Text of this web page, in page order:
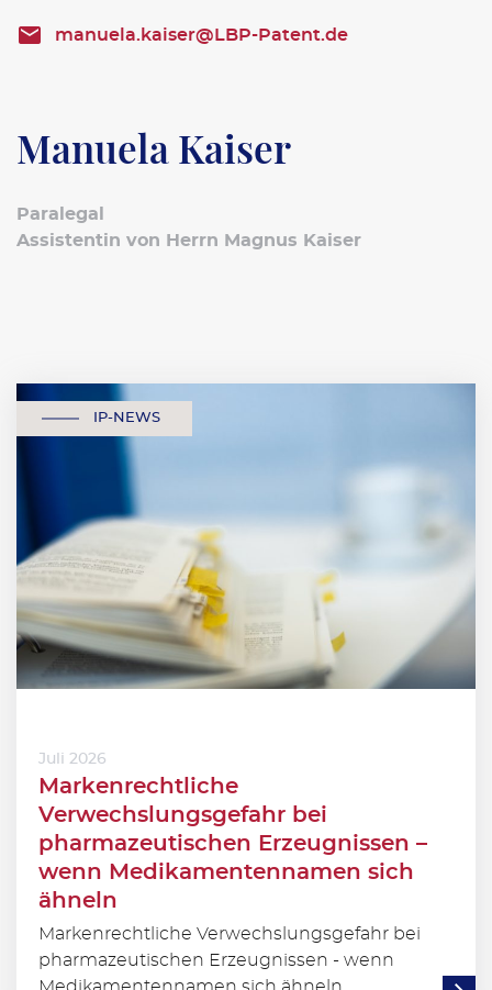
manuela.kaiser@LBP-Patent.de
Manuela Kaiser
Paralegal
Assistentin von Herrn Magnus Kaiser
IP-NEWS
Juli 2026
Markenrechtliche
Verwechslungsgefahr bei
pharmazeutischen Erzeugnissen –
wenn Medikamentennamen sich
ähneln
Markenrechtliche Verwechslungsgefahr bei
pharmazeutischen Erzeugnissen - wenn
Medikamentennamen sich ähneln